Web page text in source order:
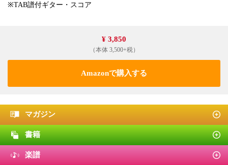
※TAB譜付ギター・スコア
¥ 3,850
（本体 3,500+税）
Amazonで購入する
マガジン
書籍
楽譜